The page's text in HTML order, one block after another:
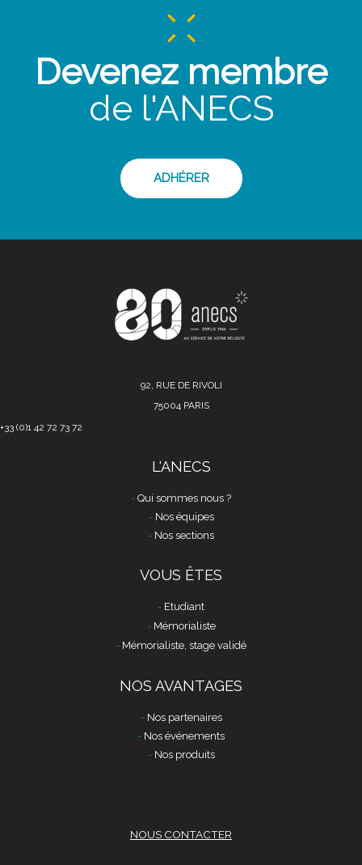
Devenez membre
de l'ANECS
ADHÉRER
92, RUE DE RIVOLI
75004 PARIS
+33 (0)1 42 72 73 72
L'ANECS
Qui sommes nous ?
Nos équipes
Nos sections
VOUS ÊTES
Etudiant
Mémorialiste
Mémorialiste, stage validé
NOS AVANTAGES
Nos partenaires
Nos événements
Nos produits
NOUS CONTACTER